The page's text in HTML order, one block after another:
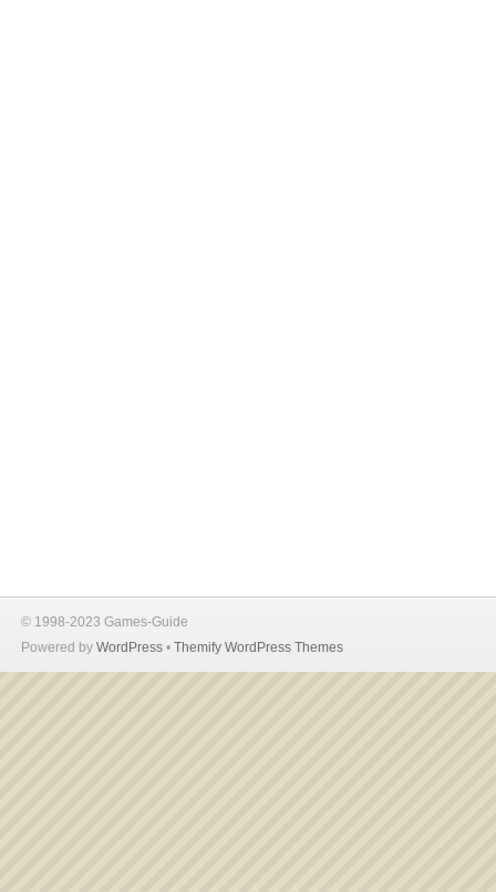
© 1998-2023 Games-Guide
Powered by WordPress • Themify WordPress Themes